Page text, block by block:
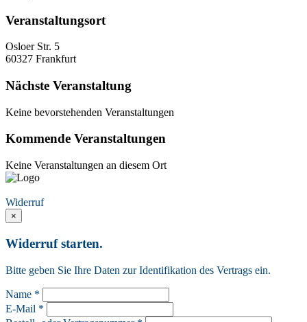
Veranstaltungsort
Osloer Str. 5
60327 Frankfurt
Nächste Veranstaltung
Keine bevorstehenden Veranstaltungen
Kommende Veranstaltungen
Keine Veranstaltungen an diesem Ort
Widerruf
×
Widerruf starten.
Bitte geben Sie Ihre Daten zur Identifikation des Vertrags ein.
Name *
E-Mail *